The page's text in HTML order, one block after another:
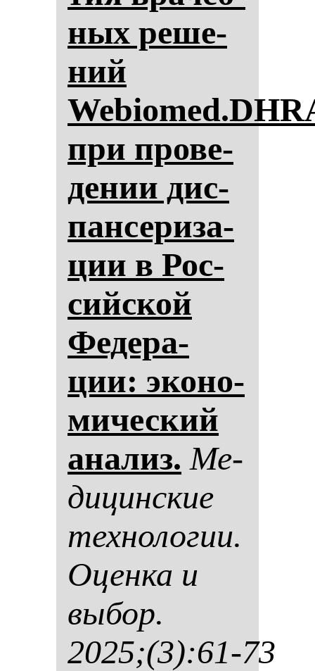
ных ре­ше­
ний
при про­ве­
де­нии дис­
пан­се­ри­за­
ции в Рос­
сий­ской
Фе­де­ра­
ции: эко­но­
ми­чес­кий
ана­лиз. Ме­
ди­цин­ские
тех­но­ло­гии.
Оцен­ка и
вы­бор.
2025;(3):61-73